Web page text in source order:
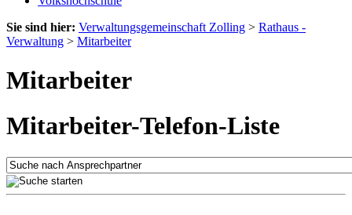
Sie sind hier: Verwaltungsgemeinschaft Zolling > Rathaus -
Verwaltung > Mitarbeiter
Mitarbeiter
Mitarbeiter-Telefon-Liste